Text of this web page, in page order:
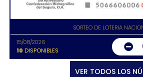
SORTEO DE LOTERIA
15/08/2026
10 DISPONIBLES
VER